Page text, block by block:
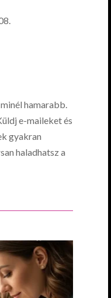
hamarabb.
e-maileket és
gyakran
haladhatsz a